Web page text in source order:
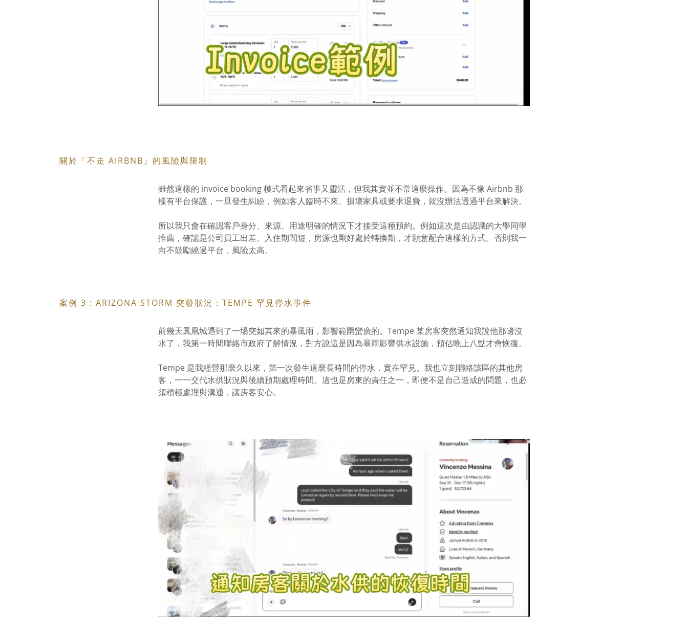
關於「不走 AIRBNB」的風險與限制
雖然這樣的 invoice booking 模式看起來省事又靈活，但我其實並不常這麼操作。因為不像 Airbnb 那
樣有平台保護，一旦發生糾紛，例如客人臨時不來、損壞家具或要求退費，就沒辦法透過平台來解決。
所以我只會在確認客戶身分、來源、用途明確的情況下才接受這種預約。例如這次是由認識的大學同學
推薦，確認是公司員工出差、入住期間短，房源也剛好處於轉換期，才願意配合這樣的方式。否則我一
向不鼓勵繞過平台，風險太高。
案例 3 : ARIZONA STORM 突發狀況：TEMPE 罕見停水事件
前幾天鳳凰城遇到了一場突如其來的暴風雨，影響範圍蠻廣的。Tempe 某房客突然通知我說他那邊沒
水了，我第一時間聯絡市政府了解情況，對方說這是因為暴雨影響供水設施，預估晚上八點才會恢復。
Tempe 是我經營那麼久以來，第一次發生這麼長時間的停水，實在罕見。我也立刻聯絡該區的其他房
客，一一交代水供狀況與後續預期處理時間。這也是房東的責任之一，即便不是自己造成的問題，也必
須積極處理與溝通，讓房客安心。